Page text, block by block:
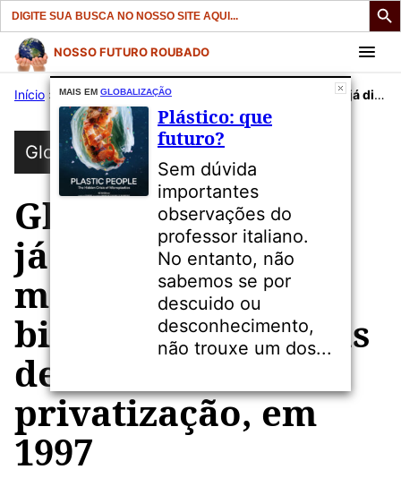
Search
for:
Pular
para
conteúdo
NOSSO FUTURO ROUBADO
Início » Publicações»Globalização Globalização: Vale já distribuiu ao menos US$ 208 bilhões a acionistas desde a privatização, em 1997
Globalização
Globalização: Vale
já distribuiu ao
menos US$ 208
bilhões a acionistas
desde a
privatização, em
1997
MAIS EM GLOBALIZAÇÃO
Plástico: que
futuro?
Sem dúvida
importantes
observações do
professor italiano.
No entanto, não
sabemos se por
descuido ou
desconhecimento,
não trouxe um dos...